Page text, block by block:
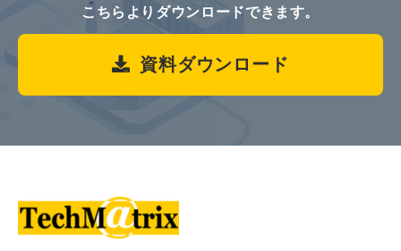
こちらよりダウンロードできます。
資料ダウンロード